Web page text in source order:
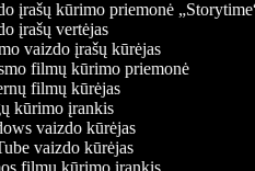
įrašų kūrimo priemonė „Storytime“
įrašų vertėjas
vaizdo įrašų kūrėjas
filmų kūrimo priemonė
filmų kūrėjas
kūrimo įrankis
vaizdo kūrėjas
vaizdo kūrėjas